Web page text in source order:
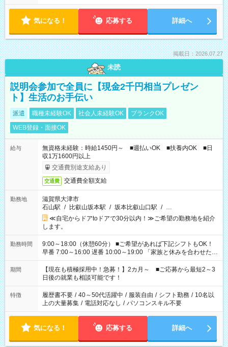
気になる！ 応募する 詳細へ
掲載日：2026.07.27
未読
説明会参加で全員に【現金2千円相当プレゼン
ト】生活のお手伝い
派遣 職種未経験OK 社会人未経験OK
ブランクOK
WEB登録・面接OK
給与
無資格未経験：時給1450円～ ■週払いOK ■扶養内OK ■日
収1万1600円以上
交通費別途支給あり
交通費 交通費全額支給
勤務地
滋賀県大津市
石山駅 / 比叡山坂本駅 / 坂本比叡山口駅 / …
≪自宅からドアtoドアで30分以内！≫ご希望の勤務地を紹介
します。
勤務時間
9:00～18:00（休憩60分） ■ご希望があれば下記シフトもOK！
早番 7:00～16:00 遅番 10:00～19:00 「家族と休みを合わせた
い」 「余裕を持って夕飯の準備がしたい」 「できれば残業はし
たくない」 など、ご希望を教えてくださいね。 ※Wワーク希望
の方へ 今ご覧のお仕事で希望する勤務時間と、もう1つのお仕事
の勤務時間。 合計で週40時間を超える場合は応募できません。
期間
【現在も積極採用中！急募！】2カ月～ ■ご応募から最短2～3
日後の就業も相談可能です！
特徴 履歴書不要 / 40～50代活躍中 / 服装自由 / シフト勤務 / 10名以
上の大量募集 / 電話対応なし / パソコンスキル不要
気になる！ 応募する 詳細へ